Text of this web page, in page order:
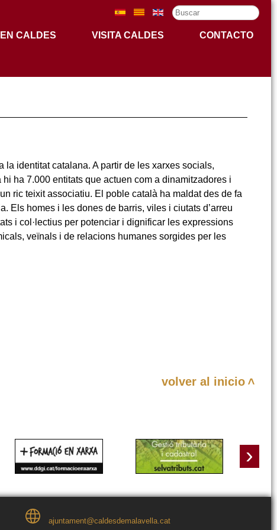
Buscar...
CALDES VISITA CALDES CONTACTO
identitat catalana. A partir de les xarxes socials,
ha 7.000 entitats que actuen com a dinamitzadores i
ric teixit associatiu. El poble català ha maldat des de fa
Els homes i les dones de barris, viles i ciutats d’arreu
i col·lectius per potenciar i dignificar les expressions
veïnals i de relacions humanes sorgides per les
volver al inicio <
›
ajuntament@caldesdemalavella.cat